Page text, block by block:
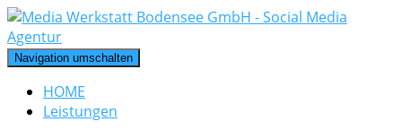
Navigation umschalten
HOME
Leistungen